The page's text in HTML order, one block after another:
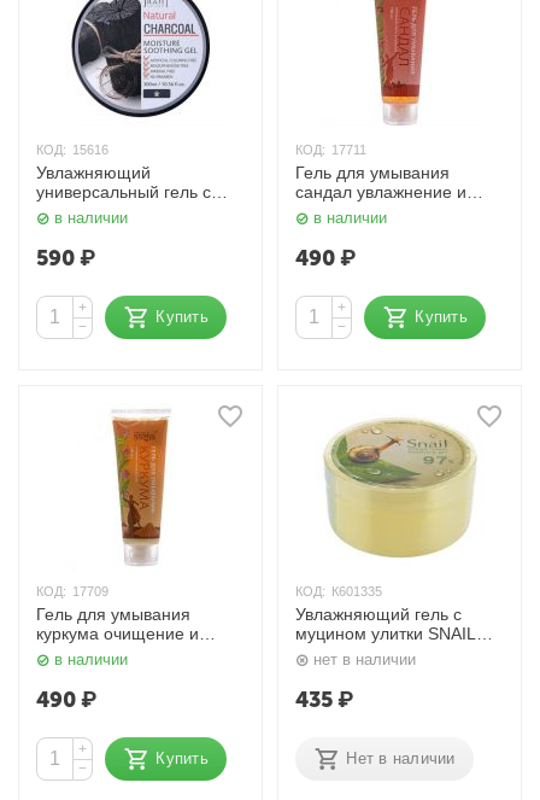
КОД: 15616
Увлажняющий
универсальный гель с
древесным углем 300 мл.
Jigott
в наличии
590₽
+
−
Купить
КОД: 17711
Гель для умывания
сандал увлажнение и
восстановление, 100 мл.
Aasha Herbals
в наличии
490₽
+
−
Купить
КОД: 17709
Гель для умывания
куркума очищение и
увлажнение, 100 мл.
Aasha Herbals
в наличии
490₽
+
−
Купить
КОД: К601335
Увлажняющий гель с
муцином улитки SNAIL
FIRMING & MOISTURE
SOOTHING GEL 95% 300
мл. FOODAHOLIC
нет в наличии
435₽
Нет в наличии